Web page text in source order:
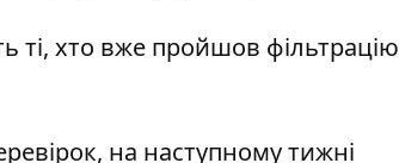
ті, хто вже пройшов фільтрацію
на наступному тижні